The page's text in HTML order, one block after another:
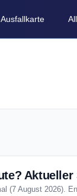
Aktueller
(7 August 2026).